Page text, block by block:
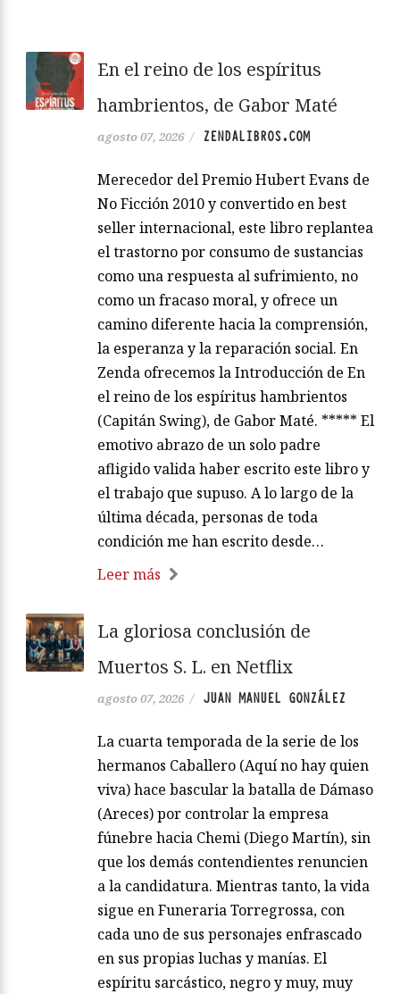
En el reino de los espíritus
hambrientos, de Gabor Maté
agosto 07, 2026 / ZENDALIBROS.COM
Merecedor del Premio Hubert Evans de
No Ficción 2010 y convertido en best
seller internacional, este libro replantea
el trastorno por consumo de sustancias
como una respuesta al sufrimiento, no
como un fracaso moral, y ofrece un
camino diferente hacia la comprensión,
la esperanza y la reparación social. En
Zenda ofrecemos la Introducción de En
el reino de los espíritus hambrientos
(Capitán Swing), de Gabor Maté. ***** El
emotivo abrazo de un solo padre
afligido valida haber escrito este libro y
el trabajo que supuso. A lo largo de la
última década, personas de toda
condición me han escrito desde…
Leer más
La gloriosa conclusión de
Muertos S. L. en Netflix
agosto 07, 2026 / JUAN MANUEL GONZÁLEZ
La cuarta temporada de la serie de los
hermanos Caballero (Aquí no hay quien
viva) hace bascular la batalla de Dámaso
(Areces) por controlar la empresa
fúnebre hacia Chemi (Diego Martín), sin
que los demás contendientes renuncien
a la candidatura. Mientras tanto, la vida
sigue en Funeraria Torregrossa, con
cada uno de sus personajes enfrascado
en sus propias luchas y manías. El
espíritu sarcástico, negro y muy, muy